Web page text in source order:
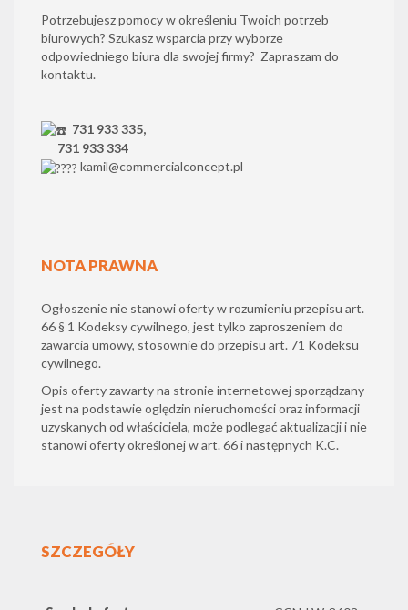
Potrzebujesz pomocy w określeniu Twoich potrzeb
biurowych? Szukasz wsparcia przy wyborze
odpowiedniego biura dla swojej firmy? Zapraszam do
kontaktu.
731 933 335,
731 933 334
kamil@commercialconcept.pl
NOTA PRAWNA
Ogłoszenie nie stanowi oferty w rozumieniu przepisu art.
66 § 1 Kodeksy cywilnego, jest tylko zaproszeniem do
zawarcia umowy, stosownie do przepisu art. 71 Kodeksu
cywilnego.
Opis oferty zawarty na stronie internetowej sporządzany
jest na podstawie oględzin nieruchomości oraz informacji
uzyskanych od właściciela, może podlegać aktualizacji i nie
stanowi oferty określonej w art. 66 i następnych K.C.
SZCZEGÓŁY